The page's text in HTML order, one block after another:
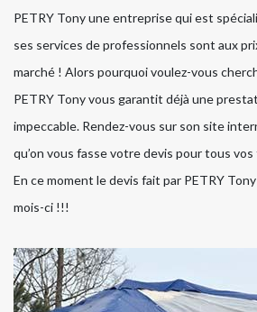
PETRY Tony une entreprise qui est
ses services de professionnels sont aux
marché ! Alors pourquoi voulez-vous
PETRY Tony vous garantit déjà une
impeccable. Rendez-vous sur son site
qu’on vous fasse votre devis pour tous
En ce moment le devis fait par PETRY
mois-ci !!!